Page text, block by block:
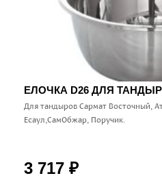
ЕЛОЧКА D26 ДЛЯ
Для тандыров Сармат Восточный,
Есаул,СамОбжар, Поручик.
3 717 ₽